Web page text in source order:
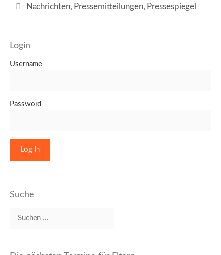
Kategorien
Nachrichten, Pressemitteilungen, Pressespiegel
Login
Username
Password
Suche